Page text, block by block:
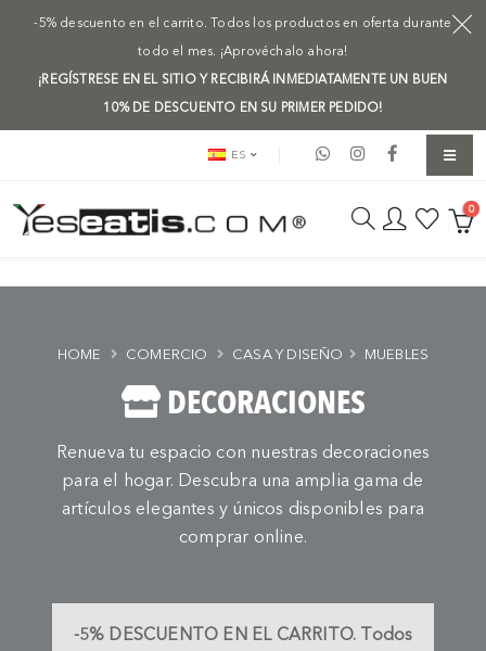
-5% descuento en el carrito. Todos los productos en oferta durante
todo el mes. ¡Aprovéchalo ahora!
¡REGÍSTRESE EN EL SITIO Y RECIBIRÁ INMEDIATAMENTE UN BUEN
10% DE DESCUENTO EN SU PRIMER PEDIDO!
ES
0
DECORACIONES
Renueva tu espacio con nuestras decoraciones
para el hogar. Descubra una amplia gama de
artículos elegantes y únicos disponibles para
comprar online.
-5% DESCUENTO EN EL CARRITO. Todos
HOME COMERCIO CASA Y DISEÑO MUEBLES